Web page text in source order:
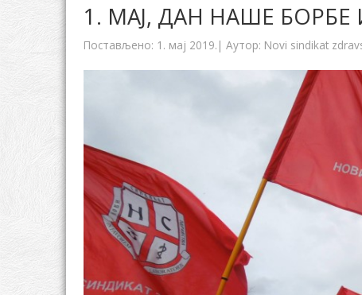
1. МАЈ, ДАН НАШЕ БОРБЕ
Постављено: 1. мај 2019. | Аутор: Novi sindikat